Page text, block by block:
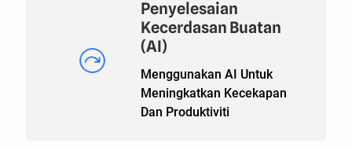
Penyelesaian
Kecerdasan Buatan
(AI)
Menggunakan AI Untuk
Meningkatkan Kecekapan
Dan Produktiviti